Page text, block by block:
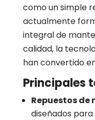
como un simple
actualmente
integral de
calidad, la
han convertido
Principales
Repuestos
diseñados